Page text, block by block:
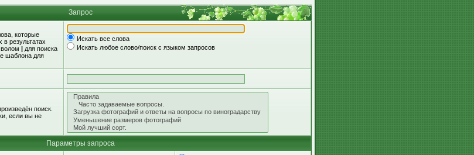
Запрос
которые
в результатах
| для поиска
шаблона для
Искать все слова
Искать любое слово/поиск с языком запросов
поиск.
если вы не
Параметры запроса